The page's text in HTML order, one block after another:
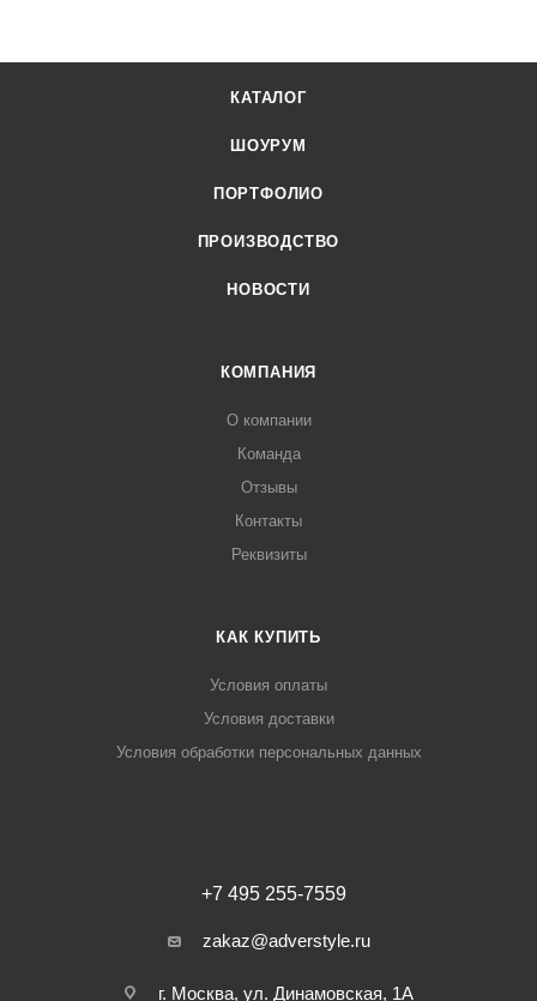
КАТАЛОГ
ШОУРУМ
ПОРТФОЛИО
ПРОИЗВОДСТВО
НОВОСТИ
КОМПАНИЯ
О компании
Команда
Отзывы
Контакты
Реквизиты
КАК КУПИТЬ
Условия оплаты
Условия доставки
Условия обработки персональных данных
+7 495 255-7559
zakaz@adverstyle.ru
г. Москва, ул. Динамовская, 1А